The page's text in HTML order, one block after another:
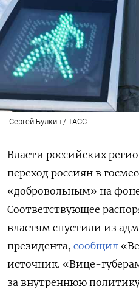
Сергей Булкин / ТАСС
Власти российских
переход россиян в
«добровольным» на
Соответствующее
властям спустили из
президента, сообщил
источник. «Вице-
за внутреннюю